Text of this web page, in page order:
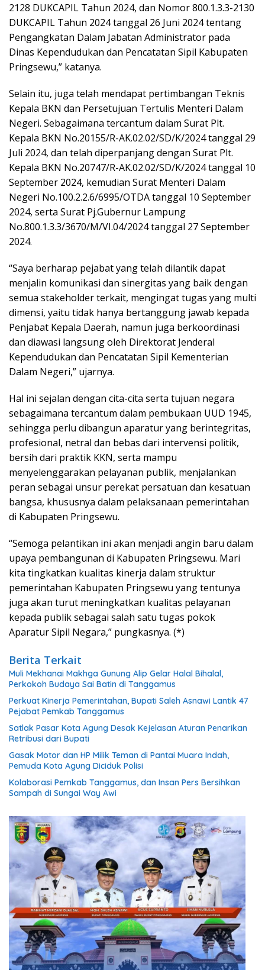
2128 DUKCAPIL Tahun 2024, dan Nomor 800.1.3.3-2130
DUKCAPIL Tahun 2024 tanggal 26 Juni 2024 tentang
Pengangkatan Dalam Jabatan Administrator pada
Dinas Kependudukan dan Pencatatan Sipil Kabupaten
Pringsewu,” katanya.
Selain itu, juga telah mendapat pertimbangan Teknis
Kepala BKN dan Persetujuan Tertulis Menteri Dalam
Negeri. Sebagaimana tercantum dalam Surat Plt.
Kepala BKN No.20155/R-AK.02.02/SD/K/2024 tanggal 29
Juli 2024, dan telah diperpanjang dengan Surat Plt.
Kepala BKN No.20747/R-AK.02.02/SD/K/2024 tanggal 10
September 2024, kemudian Surat Menteri Dalam
Negeri No.100.2.2.6/6995/OTDA tanggal 10 September
2024, serta Surat Pj.Gubernur Lampung
No.800.1.3.3/3670/M/VI.04/2024 tanggal 27 September
2024.
“Saya berharap pejabat yang telah dilantik dapat
menjalin komunikasi dan sinergitas yang baik dengan
semua stakeholder terkait, mengingat tugas yang multi
dimensi, yaitu tidak hanya bertanggung jawab kepada
Penjabat Kepala Daerah, namun juga berkoordinasi
dan diawasi langsung oleh Direktorat Jenderal
Kependudukan dan Pencatatan Sipil Kementerian
Dalam Negeri,” ujarnya.
Hal ini sejalan dengan cita-cita serta tujuan negara
sebagaimana tercantum dalam pembukaan UUD 1945,
sehingga perlu dibangun aparatur yang berintegritas,
profesional, netral dan bebas dari intervensi politik,
bersih dari praktik KKN, serta mampu
menyelenggarakan pelayanan publik, menjalankan
peran sebagai unsur perekat persatuan dan kesatuan
bangsa, khususnya dalam pelaksanaan pemerintahan
di Kabupaten Pringsewu.
“Semoga pelantikan ini akan menjadi angin baru dalam
upaya pembangunan di Kabupaten Pringsewu. Mari
kita tingkatkan kualitas kinerja dalam struktur
pemerintahan Kabupaten Pringsewu yang tentunya
juga akan turut meningkatkan kualitas pelayanan
kepada publik sebagai salah satu tugas pokok
Aparatur Sipil Negara,” pungkasnya. (*)
Berita Terkait
Muli Mekhanai Makhga Gunung Alip Gelar Halal Bihalal,
Perkokoh Budaya Sai Batin di Tanggamus
Perkuat Kinerja Pemerintahan, Bupati Saleh Asnawi Lantik 47
Pejabat Pemkab Tanggamus
Satlak Pasar Kota Agung Desak Kejelasan Aturan Penarikan
Retribusi dari Bupati
Gasak Motor dan HP Milik Teman di Pantai Muara Indah,
Pemuda Kota Agung Diciduk Polisi
Kolaborasi Pemkab Tanggamus, dan Insan Pers Bersihkan
Sampah di Sungai Way Awi